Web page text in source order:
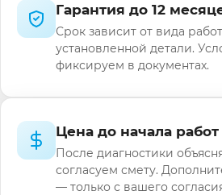
Гарантия до 12
Срок зависит от вида
установленной детали.
фиксируем в документах.
Цена до начала работ
После диагностики
согласуем смету.
— только с вашего